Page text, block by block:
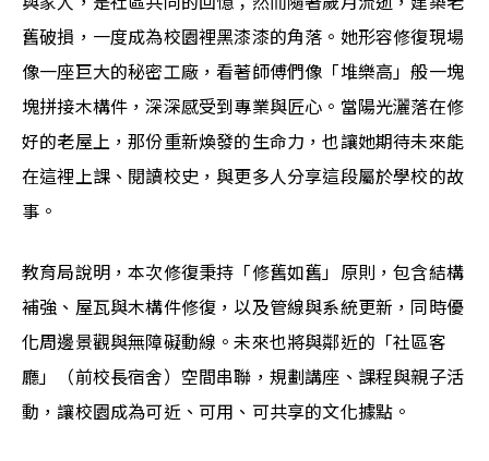
舊破損，一度成為校園裡黑漆漆的角落。她形容修復現場
像一座巨大的秘密工廠，看著師傅們像「堆樂高」般一塊
塊拼接木構件，深深感受到專業與匠心。當陽光灑落在修
好的老屋上，那份重新煥發的生命力，也讓她期待未來能
在這裡上課、閱讀校史，與更多人分享這段屬於學校的故
事。
教育局說明，本次修復秉持「修舊如舊」原則，包含結構
補強、屋瓦與木構件修復，以及管線與系統更新，同時優
化周邊景觀與無障礙動線。未來也將與鄰近的「社區客
廳」（前校長宿舍）空間串聯，規劃講座、課程與親子活
動，讓校園成為可近、可用、可共享的文化據點。